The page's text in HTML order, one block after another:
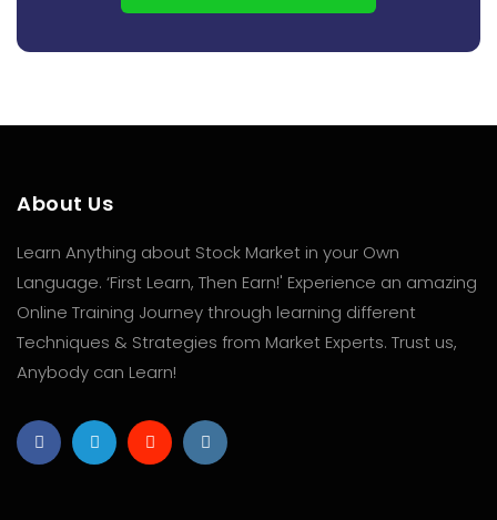
About Us
Learn Anything about Stock Market in your Own
Language. ‘First Learn, Then Earn!' Experience an amazing
Online Training Journey through learning different
Techniques & Strategies from Market Experts. Trust us,
Anybody can Learn!